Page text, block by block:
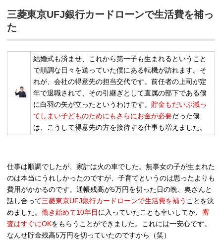
三菱東京UFJ銀行カードローンで生活費を補っ
た
結婚式も済ませ、これから第一子も生まれるということ
で順調な日々を送っていた僕にある転機が訪れます。そ
れが、会社の得意先の担当交代です。前任者の上司が定
年で退職されて、その引継ぎとして直属の部下である僕
に白羽の矢が立ったというわけです。 貯金もだいぶ減っ
てしまい子どものためにもさらにお金が必要だった僕
は、こうして得意先の方を接待する仕事も増えました。
仕事は順調でしたが、家計は火の車でした。無事女の子が生まれた
のは本当にうれしかったのですが、 子育てというのは思ったよりも
費用がかかるのです。通帳残高が5万円を切った日の晩、奥さんと
話し合って三菱東京UFJ銀行カードローンで生活費を補う ことを決
めました。 働き始めて10年目 に入っていたことも幸いしてか、 審
査はすぐにOKをもらうことができました。これには一安心です。
なんせ貯金残高5万円を切っていたのですから（笑）